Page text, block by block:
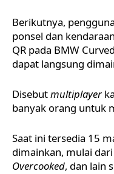
Berikutnya,
ponsel dan
QR pada BMW
dapat langsung
Disebutmultiplayer
banyak orang untuk
Saat ini tersedia 15
dimainkan, mulai dari
Overcooked, dan lain